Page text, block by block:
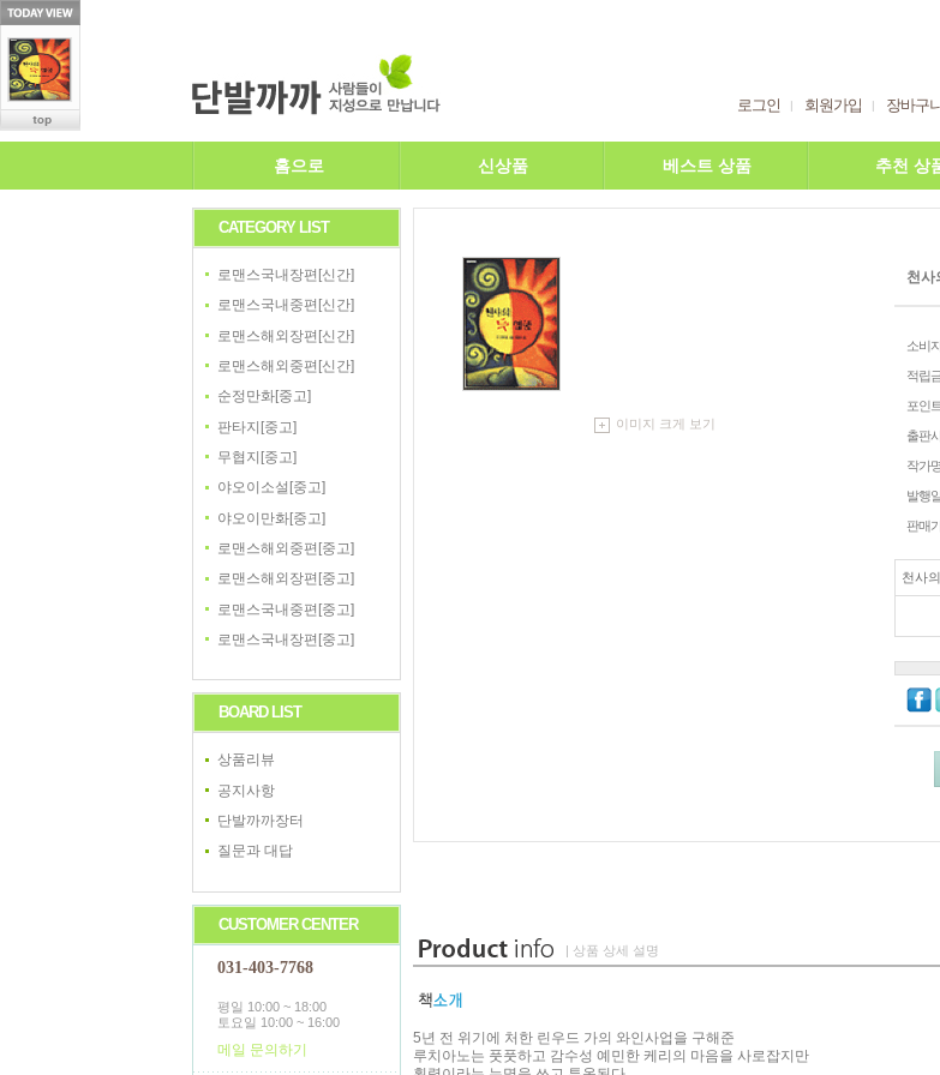
로그인 회원가입 장바구
홈으로 신상품 베스트 상품 추천 상
CATEGORY LIST
로맨스국내장편[신간]
로맨스국내중편[신간]
로맨스해외장편[신간]
로맨스해외중편[신간]
순정만화[중고]
판타지[중고]
무협지[중고]
야오이소설[중고]
야오이만화[중고]
로맨스해외중편[중고]
로맨스해외장편[중고]
로맨스국내중편[중고]
로맨스국내장편[중고]
BOARD LIST
상품리뷰
공지사항
단발까까장터
질문과 대답
CUSTOMER CENTER
031-403-7768
평일 10:00 ~ 18:00
토요일 10:00 ~ 16:00
메일 문의하기
이미지 크게 보기
천사
소비
적립
포인트
출판
작가
발행
판매
천사
| 상품 상세 설명
5년 전 위기에 처한 린우드 가의 와인사업을 구해준
루치아노는 풋풋하고 감수성 예민한 케리의 마음을 사로잡지만